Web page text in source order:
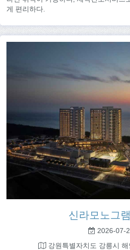
게 편리하다.
신라모노그
2026-07-
강원특별자치도 강릉시